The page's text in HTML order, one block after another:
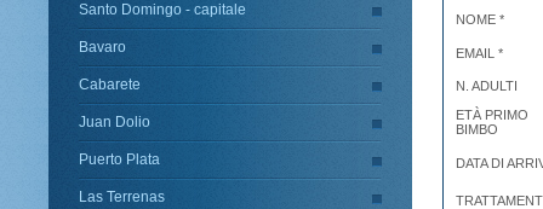
Santo Domingo - capitale
Bavaro
Cabarete
Juan Dolio
Puerto Plata
Las Terrenas
NOME *
EMAIL *
N. ADULTI
ETÀ PRIMO
BIMBO
DATA DI